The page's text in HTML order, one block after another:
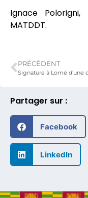
Partager sur :
Facebook
LinkedIn
Ignace Polorigni,
MATDDT.
PRÉCÉDENT